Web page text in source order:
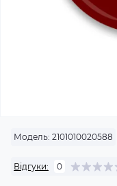
Модель: 2101010020588
Відгуки: 0